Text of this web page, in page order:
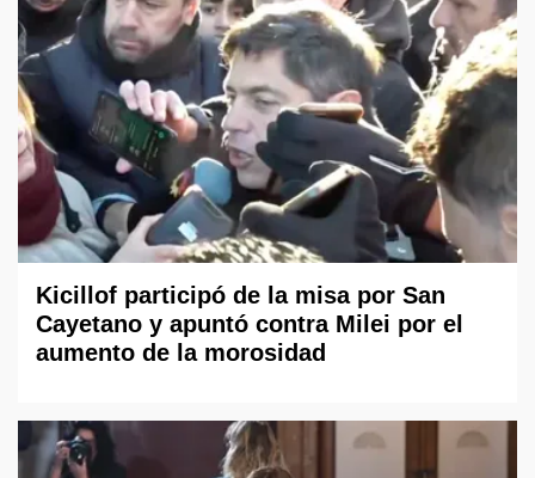
Kicillof participó de la misa por San
Cayetano y apuntó contra Milei por el
aumento de la morosidad